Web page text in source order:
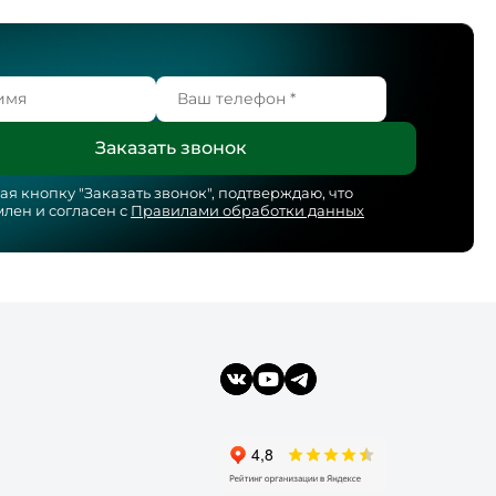
кнопку "Заказать звонок", подтверждаю, что
и согласен с Правилами обработки данных